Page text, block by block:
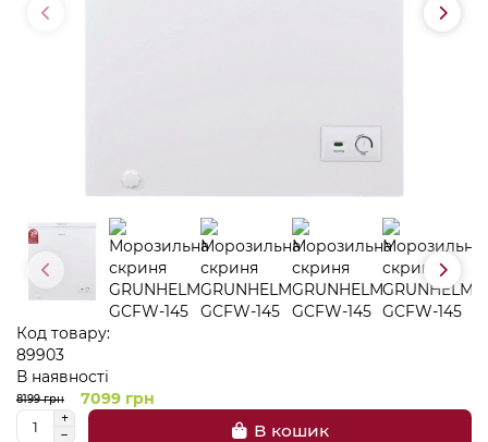
Код товару:
89903
В наявності
8199 грн 7099 грн
В кошик